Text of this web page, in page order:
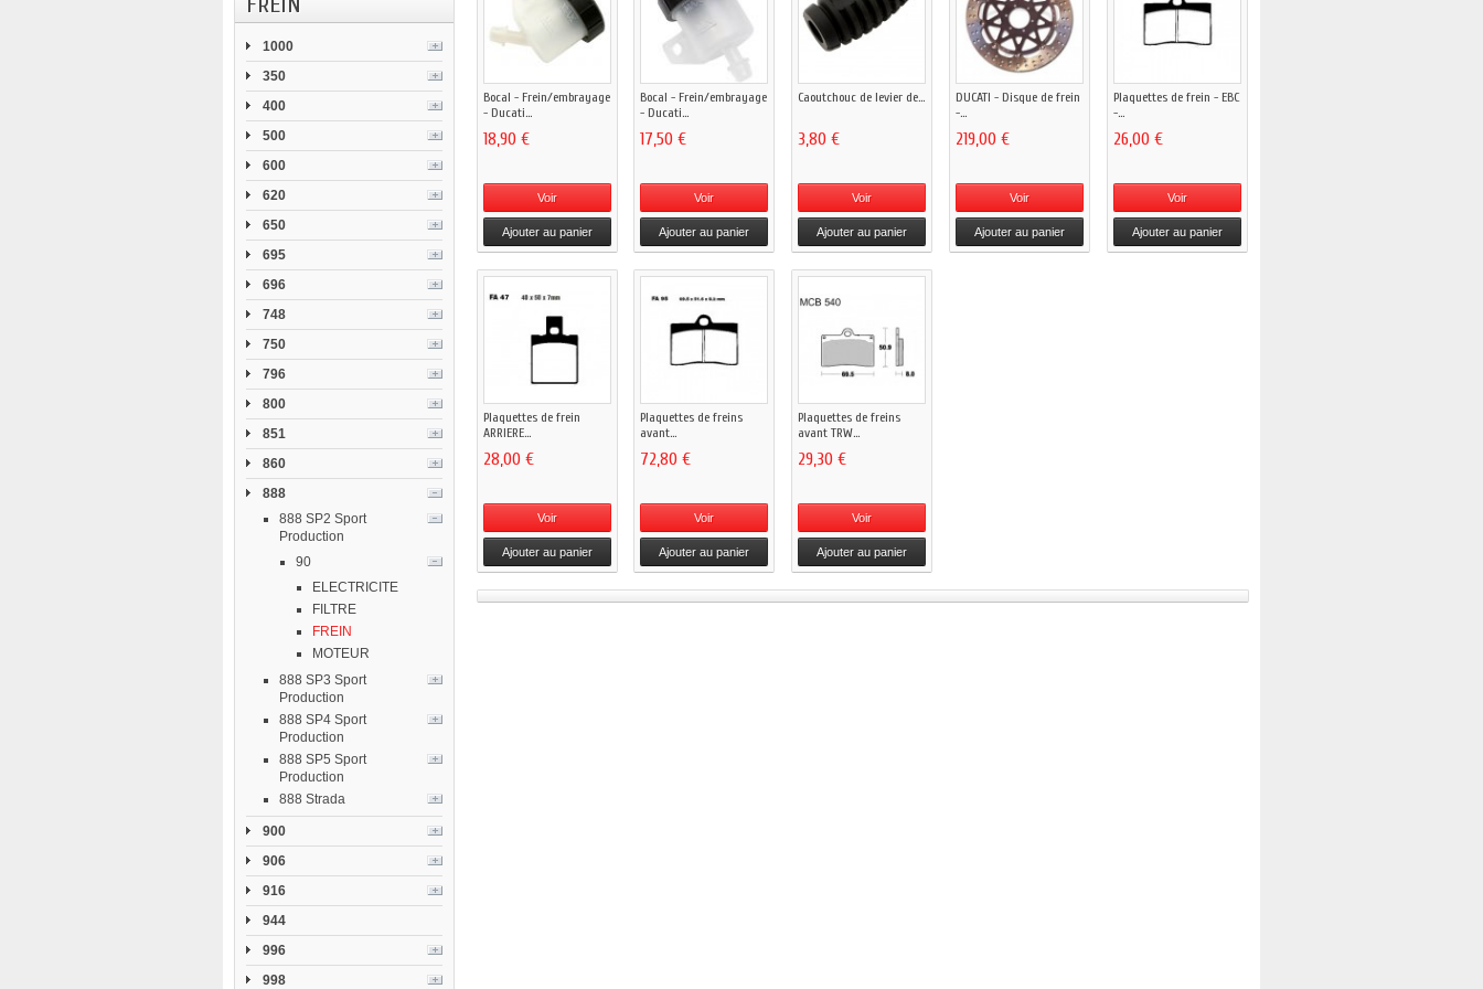
1000
350
400
500
600
620
650
695
696
748
750
796
800
851
860
888
888 SP2 Sport
Production
90
ELECTRICITE
FILTRE
FREIN
MOTEUR
888 SP3 Sport
Production
888 SP4 Sport
Production
888 SP5 Sport
Production
888 Strada
900
906
916
944
996
998
Bocal - Frein/embrayage
- Ducati...
18,90 €
Voir
Ajouter au panier
Bocal - Frein/embrayage
- Ducati...
17,50 €
Voir
Ajouter au panier
Caoutchouc de levier de...
3,80 €
Voir
Ajouter au panier
DUCATI - Disque de frein
-...
219,00 €
Voir
Ajouter au panier
Plaquettes de frein - EBC
-...
26,00 €
Voir
Ajouter au panier
Plaquettes de frein
ARRIERE...
28,00 €
Voir
Ajouter au panier
Plaquettes de freins
avant...
72,80 €
Voir
Ajouter au panier
Plaquettes de freins
avant TRW...
29,30 €
Voir
Ajouter au panier